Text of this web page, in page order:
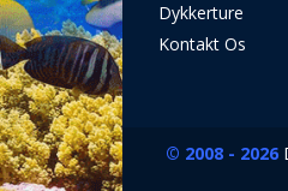
Dykkerture
Kontakt Os
© 2008 - 2026